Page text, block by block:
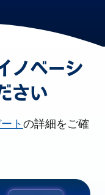
ノベーシ
さい
トの詳細をご確